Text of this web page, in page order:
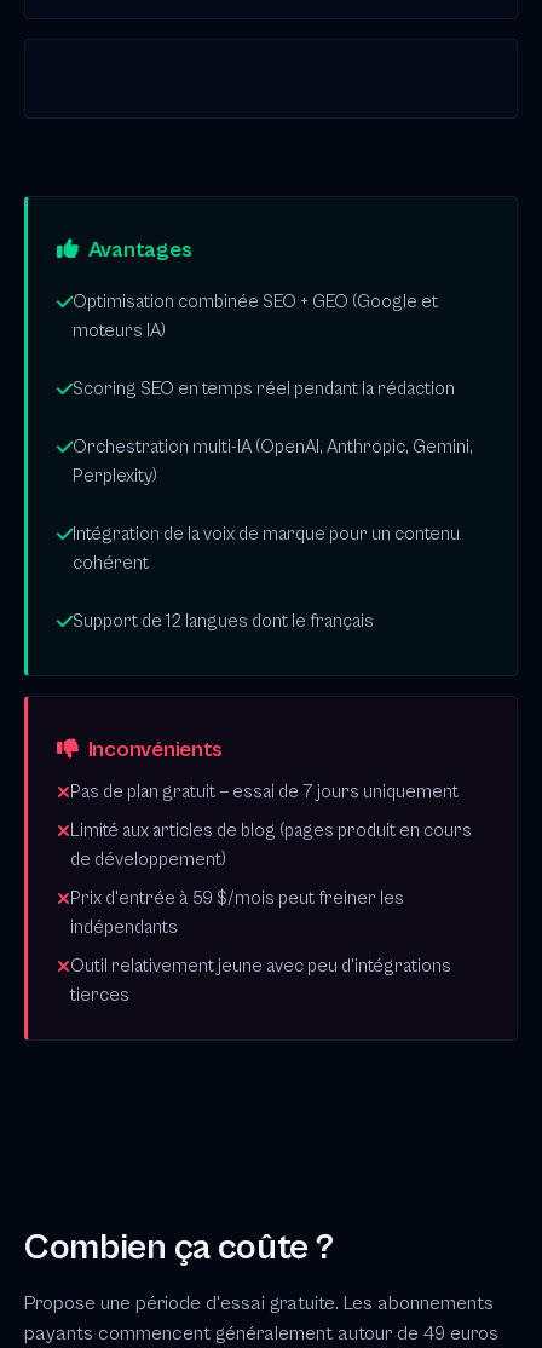
Avantages
Optimisation combinée SEO + GEO (Google et
moteurs IA)
Scoring SEO en temps réel pendant la rédaction
Orchestration multi-IA (OpenAI, Anthropic, Gemini,
Perplexity)
Intégration de la voix de marque pour un contenu
cohérent
Support de 12 langues dont le français
Inconvénients
Pas de plan gratuit — essai de 7 jours uniquement
Limité aux articles de blog (pages produit en cours
de développement)
Prix d'entrée à 59 $/mois peut freiner les
indépendants
Outil relativement jeune avec peu d'intégrations
tierces
Combien ça coûte ?
Propose une période d'essai gratuite. Les abonnements
payants commencent généralement autour de 49 euros